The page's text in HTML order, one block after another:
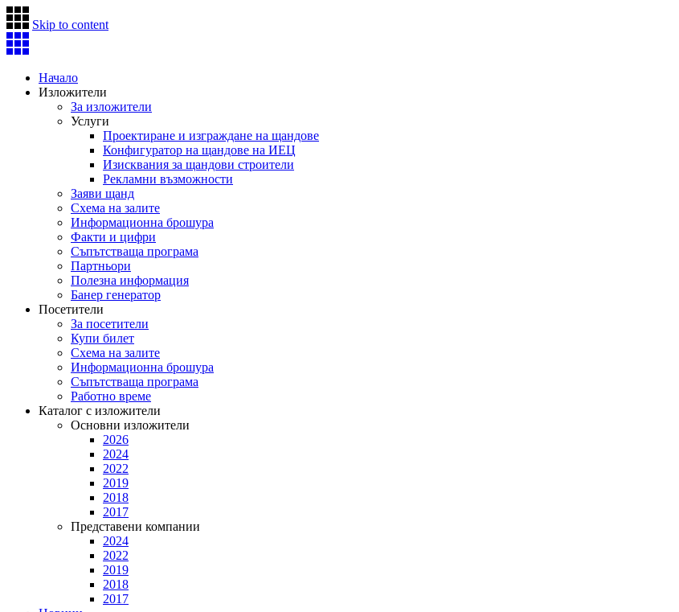
Skip to content
Начало
Изложители
За изложители
Услуги
Проектиране и изграждане на щандове
Конфигуратор на щандове на ИЕЦ
Изисквания за щандови строители
Рекламни възможности
Заяви щанд
Схема на залите
Информационна брошура
Факти и цифри
Съпътстваща програма
Партньори
Полезна информация
Банер генератор
Посетители
За посетители
Купи билет
Схема на залите
Информационна брошура
Съпътстваща програма
Работно време
Каталог с изложители
Основни изложители
2026
2024
2022
2019
2018
2017
Представени компании
2024
2022
2019
2018
2017